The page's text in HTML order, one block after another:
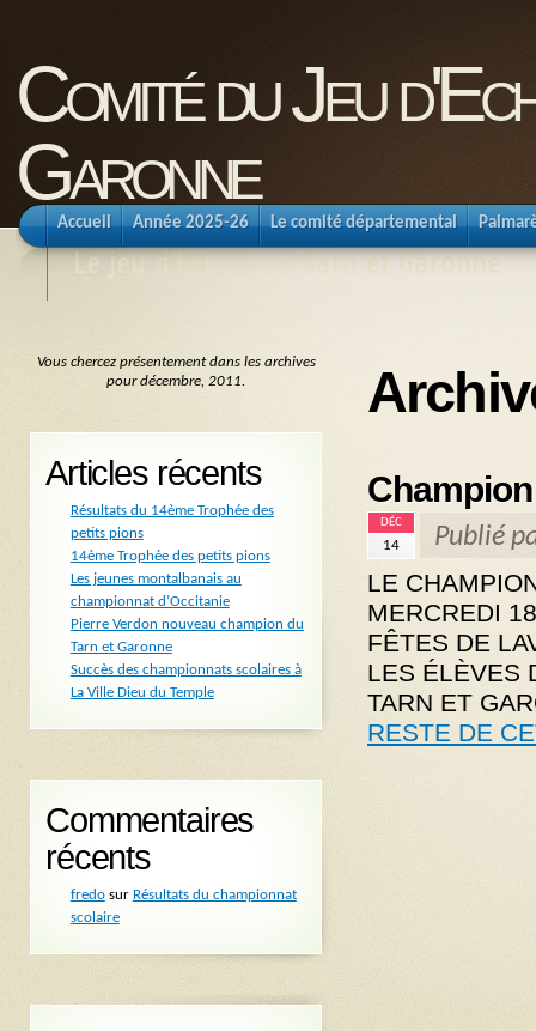
Comité du Jeu
Garonne
Le jeu d'Echecs en Tarn et Garonne
Accueil Année 2025-26 Le comité départemental
DÉC
14
Publié
LE
MERCREDI
FÊTES DE
LES ÉLÈVES
TARN ET
RESTE DE
Vous chercez présentement dans les archives
pour décembre, 2011.
Articles récents
Résultats du 14ème Trophée des
petits pions
14ème Trophée des petits pions
Les jeunes montalbanais au
championnat d’Occitanie
Pierre Verdon nouveau champion du
Tarn et Garonne
Succès des championnats scolaires à
La Ville Dieu du Temple
Commentaires
récents
fredosur Résultats du championnat
scolaire